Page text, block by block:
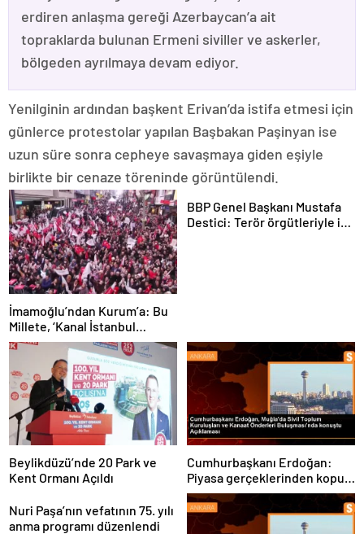
erdiren anlaşma gereği Azerbaycan’a ait
topraklarda bulunan Ermeni siviller ve askerler,
bölgeden ayrılmaya devam ediyor.
Yenilginin ardından başkent Erivan’da istifa etmesi için
günlerce protestolar yapılan Başbakan Paşinyan ise
uzun süre sonra cepheye savaşmaya giden eşiyle
birlikte bir cenaze töreninde görüntülendi.
İmamoğlu’ndan Kurum’a: Bu
Millete, ‘Kanal İstanbul
Gündemimde Yok’ Demeyene
Kadar, Sana Bu Soruyu
Soracağım
BBP Genel Başkanı Mustafa
Destici: Terör örgütleriyle iş
Beylikdüzü’nde 20 Park ve
Kent Ormanı Açıldı
Cumhurbaşkanı Erdoğan:
Piyasa gerçeklerinden kopuk
fiyat artışlarına mücadele
edeceğiz
Nuri Paşa’nın vefatının 75. yılı
anma programı düzenlendi